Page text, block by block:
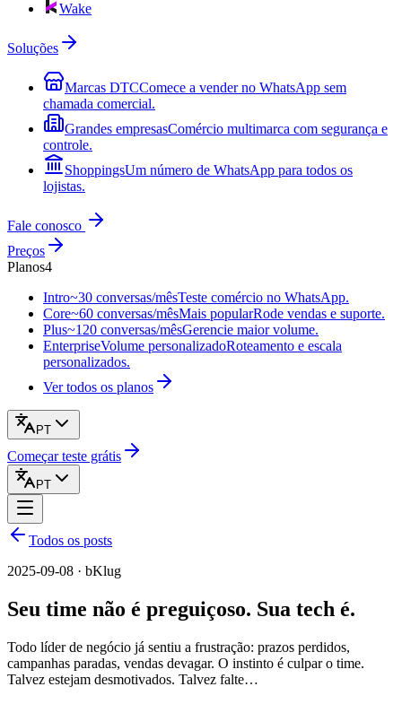
Wake
Soluções
Marcas DTCComece a vender no WhatsApp sem
chamada comercial.
Grandes empresasComércio multimarca com segurança e
controle.
ShoppingsUm número de WhatsApp para todos os
lojistas.
Fale conosco
Preços
Planos4
Intro~30 conversas/mêsTeste comércio no WhatsApp.
Core~60 conversas/mêsMais popularRode vendas e suporte.
Plus~120 conversas/mêsGerencie maior volume.
EnterpriseVolume personalizadoRoteamento e escala
personalizados.
Ver todos os planos
PT
Começar teste grátis
PT
Todos os posts
2025-09-08 · bKlug
Seu time não é preguiçoso. Sua tech é.
Todo líder de negócio já sentiu a frustração: prazos perdidos,
campanhas paradas, vendas devagar. O instinto é culpar o time.
Talvez estejam desmotivados. Talvez falte…